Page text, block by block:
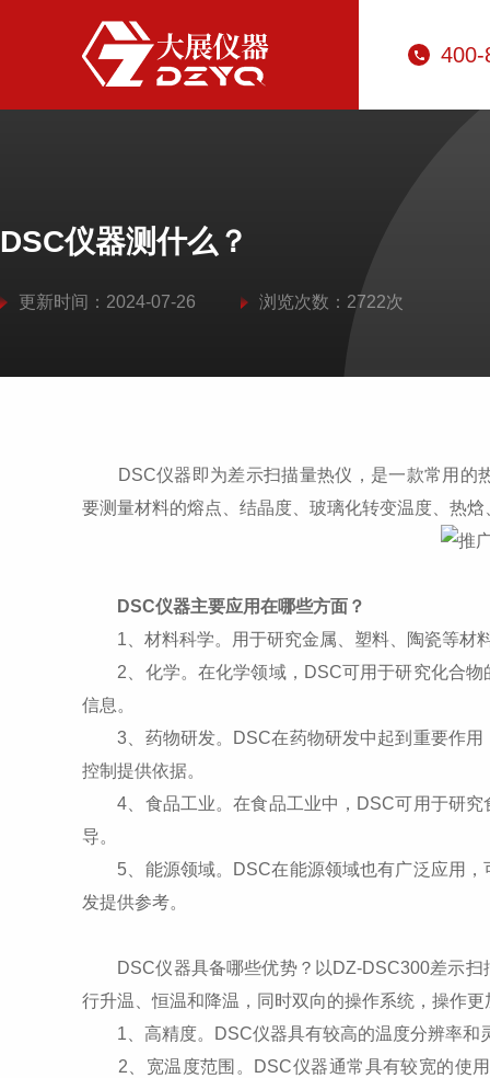
400-
DSC仪器测什么？
更新时间：2024-07-26 浏览次数：2722次
DSC仪器即为差示扫描量热仪，是一款常用的
要测量材料的熔点、结晶度、玻璃化转变温度、热
DSC仪器主要应用在哪些方面？
1、材料科学。用于研究金属、塑料、陶瓷等材
2、化学。在化学领域，DSC可用于研究化合物
信息。
3、药物研发。DSC在药物研发中起到重要作用
控制提供依据。
4、食品工业。在食品工业中，DSC可用于研究
导。
5、能源领域。DSC在能源领域也有广泛应用，
发提供参考。
DSC仪器具备哪些优势？以DZ-DSC300差示扫
行升温、恒温和降温，同时双向的操作系统，操作
1、高精度。DSC仪器具有较高的温度分辨率和
2、宽温度范围。DSC仪器通常具有较宽的使